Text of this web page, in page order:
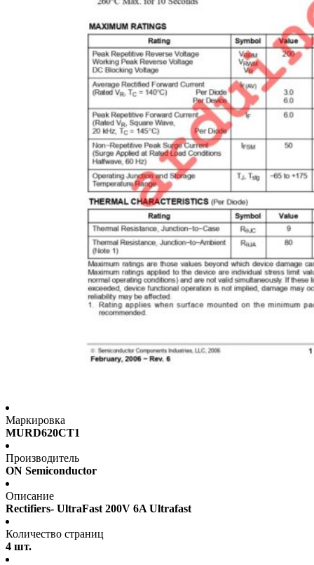
Маркировка
MURD620CT1
Производитель
ON Semiconductor
Описание
Rectifiers- UltraFast 200V 6A Ultrafast
Количество страниц
4 шт.